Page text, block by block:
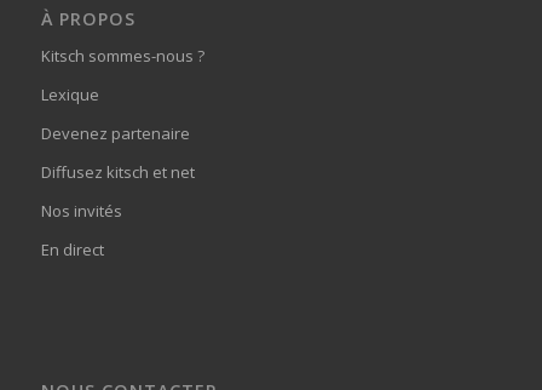
À PROPOS
Kitsch sommes-nous ?
Lexique
Devenez partenaire
Diffusez kitsch et net
Nos invités
En direct